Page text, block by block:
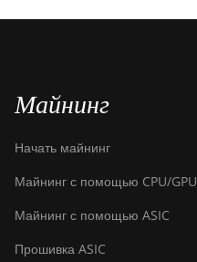
Майнинг
Начать майнинг
Майнинг с помощью CPU/GPU
Майнинг с помощью ASIC
Прошивка ASIC